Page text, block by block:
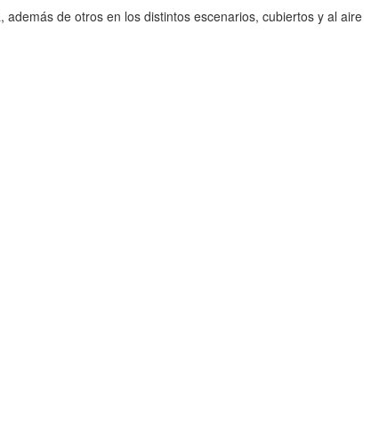
además de otros en los distintos escenarios, cubiertos y al aire